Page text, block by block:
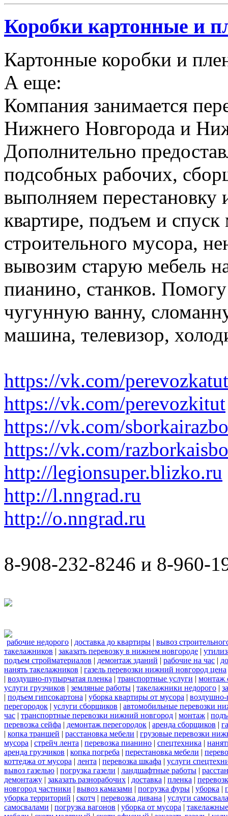
Коробки картонные и
Картонные коробки и
А еще:
Компания занимается
Нижнего Новгорода и
Дополнительно
подсобных рабочих,
выполняем перестановку
квартире, подъем и спуск
строительного мусора,
вывозим старую мебель
пианино, станков.
чугунную ванну,
машина, телевизор,
https://vk.com/perevozkatut
https://vk.com/perevozkitut
https://vk.com/
https://vk.com/
http://legionsuper.blizko.ru
http://l.nngrad.ru
http://o.nngrad.ru
8-908-232-8246 и 8-960-
рабочие недорого | доставка до квартиры | вывоз
такелажников | заказать перевозку в нижнем новгороде |
подъем стройматериалов | демонтаж зданий | рабочие на час |
нанять такелажников | газель перевозки нижний новгород цена
| воздушно-пупырчатая пленка | транспортные услуги | монтаж
услуги грузчиков | земляные работы | такелажники недорого |
| подъем гипсокартона | уборка квартиры от мусора | воздушно-
перегородок | услуги сборщиков | автомобильные перевозки
час | транспортные перевозки нижний новгород | монтаж |
перевозка сейфа | демонтаж перегородок | аренда сборщиков |
| копка траншей | расстановка мебели | грузовые перевозки
мусора | стрейч лента | перевозка пианино | спецтехника |
аренда грузчиков | копка погреба | перестановка мебели |
коттеджа от мусора | лента | перевозка шкафа | услуги
вывоз газелью | погрузка газели | ландшафтные работы |
демонтажу | заказать разнорабочих | доставка | пленка |
новгород частники | вывоз камазами | погрузка фуры | уборка |
уборка территорий | скотч | перевозка дивана | услуги самосвала
самосвалами | погрузка вагонов | уборка от мусора |